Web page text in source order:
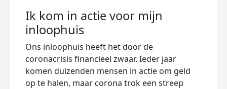
Ik kom in actie voor mijn
inloophuis
Ons inloophuis heeft het door de
coronacrisis financieel zwaar. Ieder jaar
komen duizenden mensen in actie om geld
op te halen, maar corona trok een streep